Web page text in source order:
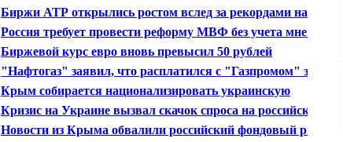
Биржи АТР открылись ростом вслед за рекордами на
Уолл-стрит
Россия требует провести реформу МВФ без учета мнения
США
Биржевой курс евро вновь превысил 50 рублей
"Нафтогаз" заявил, что расплатился с "Газпромом" за
январь
Крым собирается национализировать украинскую
госсобственность
Кризис на Украине вызвал скачок спроса на российский
газ в Европе
Новости из Крыма обвалили российский фондовый рынок